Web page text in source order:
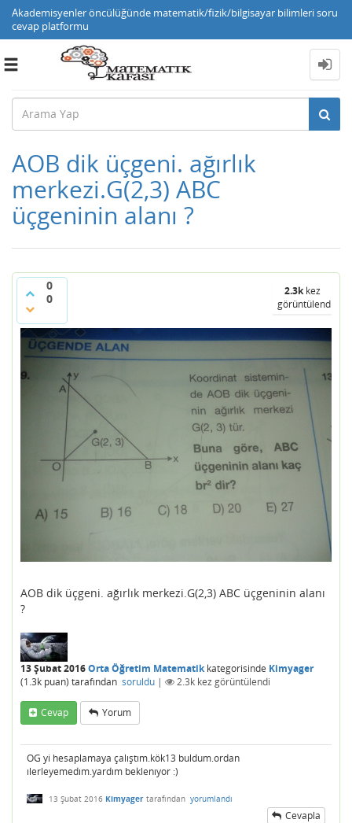
Akademisyenler öncülüğünde matematik/fizik/bilgisayar bilimleri soru
cevap platformu
Toggle
AOB dik üçgeni. ağırlık
merkezi.G(2,3) ABC
üçgeninin alanı ?
0
0
2.3kkez
görüntülendi
AOB dik üçgeni. ağırlık merkezi.G(2,3) ABC üçgeninin alanı
?
13 Şubat 2016Orta Öğretim Matematikkategorisinde Kimyager
(1.3k puan) tarafından soruldu | 2.3k kez görüntülendi
Cevap Yorum
OG yi hesaplamaya çalıştım.kök13 buldum.ordan
ılerleyemedım.yardım beklenıyor :)
13 Şubat 2016 Kimyager tarafından yorumlandı
Cevapla